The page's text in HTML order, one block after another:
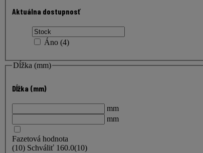
Aktuálna dostupnosť
Áno (4)
Dĺžka (mm)
Dĺžka (mm)
mm
mm
Fazetová hodnota
(10) Schváliť 160.0(10)